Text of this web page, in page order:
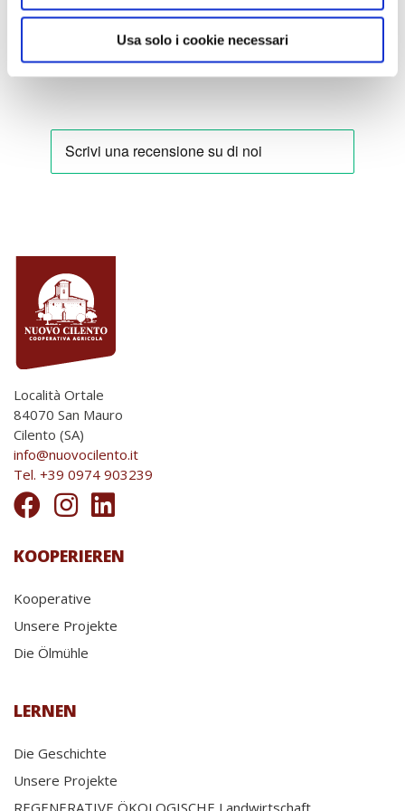
Usa solo i cookie necessari
Località Ortale
84070 San Mauro
Cilento (SA)
info@nuovocilento.it
Tel. +39 0974 903239
KOOPERIEREN
Kooperative
Unsere Projekte
Die Ölmühle
LERNEN
Die Geschichte
Unsere Projekte
REGENERATIVE ÖKOLOGISCHE Landwirtschaft